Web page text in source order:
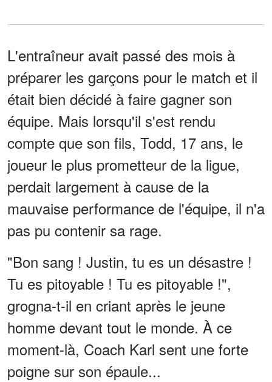
L'entraîneur avait passé des mois à
préparer les garçons pour le match et il
était bien décidé à faire gagner son
équipe. Mais lorsqu'il s'est rendu
compte que son fils, Todd, 17 ans, le
joueur le plus prometteur de la ligue,
perdait largement à cause de la
mauvaise performance de l'équipe, il n'a
pas pu contenir sa rage.
"Bon sang ! Justin, tu es un désastre !
Tu es pitoyable ! Tu es pitoyable !",
grogna-t-il en criant après le jeune
homme devant tout le monde. À ce
moment-là, Coach Karl sent une forte
poigne sur son épaule...